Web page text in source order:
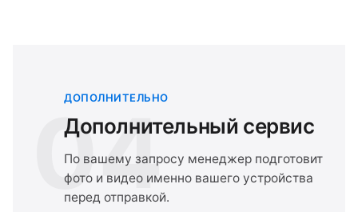
04
ДОПОЛНИТЕЛЬНО
Дополнительный сервис
По вашему запросу менеджер подготовит
фото и видео именно вашего устройства
перед отправкой.